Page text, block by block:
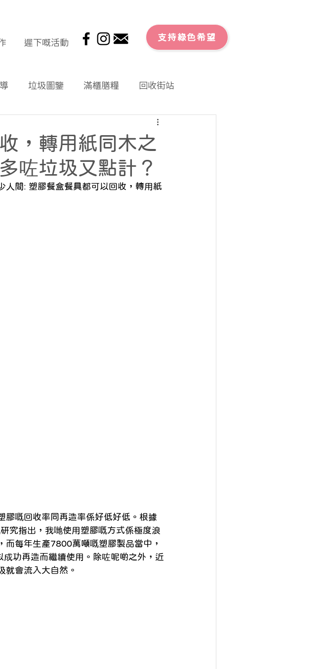
遲下嘅活動 支持綠色希望
垃圾圖鑒 滿櫃膳糧 回收街站
零廢外賣
拾起希望 海岸清潔大行動
，轉用紙同木之
咗垃圾又點計？
人問: 塑膠餐盒餐具都可以回收，轉用紙
膠嘅回收率同再造率係好低好低。根據
究指出，我哋使用塑膠嘅方式係極度浪
而每年生產7800萬噸嘅塑膠製品當中，
功再造而繼續使用。除咗呢啲之外，近
就會流入大自然。